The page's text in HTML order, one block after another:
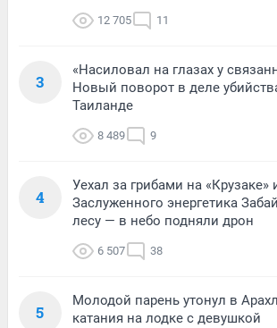
12 705 11
3
«Насиловал на глазах у
Новый поворот в деле
Таиланде
8 489 9
4
Уехал за грибами на «Крузаке»
Заслуженного энергетика
лесу — в небо подняли дрон
6 507 38
5
Молодой парень утонул в
катания на лодке с девушкой